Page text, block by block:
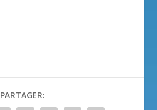
PARTAGER: